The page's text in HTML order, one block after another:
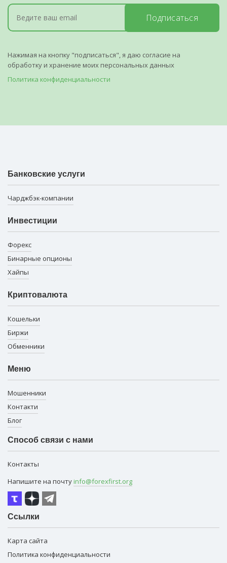
Подписаться
Нажимая на кнопку "подписаться", я даю согласие на
обработку и хранение моих персональных данных
Политика конфиденциальности
Банковские услуги
Чарджбэк-компании
Инвестиции
Форекс
Бинарные опционы
Хайпы
Криптовалюта
Кошельки
Биржи
Обменники
Меню
Мошенники
Контакти
Блог
Способ связи с нами
Контакты
Напишите на почту info@forexfirst.org
Ссылки
Карта сайта
Политика конфиденциальности